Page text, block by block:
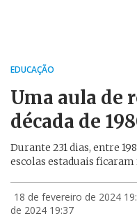
EDUCAÇÃO
Uma aula de
década de
Durante 231 dias, entre
escolas estaduais
18 de fevereiro de 2024
de 2024 19:37